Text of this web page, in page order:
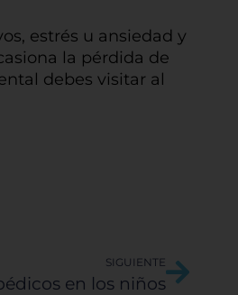
estrés u ansiedad y
la pérdida de
debes visitar al
SIGUIENTE
en los niños